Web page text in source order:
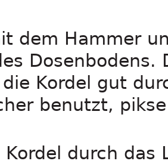
dem Hammer
Dosenbodens.
Kordel gut
benutzt,
Kordel durch das